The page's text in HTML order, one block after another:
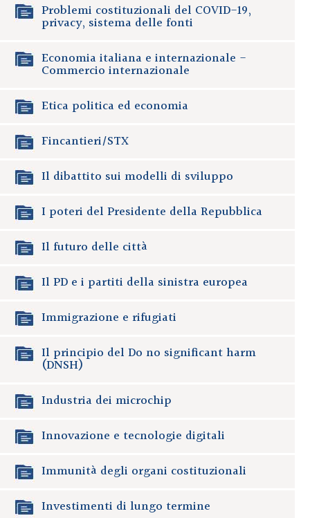
Problemi costituzionali del COVID-19,
privacy, sistema delle fonti
Economia italiana e internazionale -
Commercio internazionale
Etica politica ed economia
Fincantieri/STX
Il dibattito sui modelli di sviluppo
I poteri del Presidente della Repubblica
Il futuro delle città
Il PD e i partiti della sinistra europea
Immigrazione e rifugiati
Il principio del Do no significant harm
(DNSH)
Industria dei microchip
Innovazione e tecnologie digitali
Immunità degli organi costituzionali
Investimenti di lungo termine